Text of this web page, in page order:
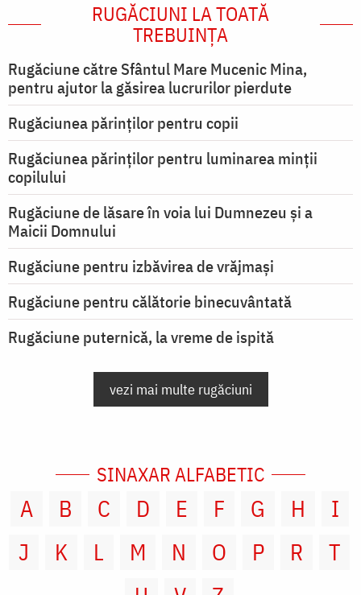
RUGĂCIUNI LA TOATĂ
TREBUINȚA
Rugăciune către Sfântul Mare Mucenic Mina,
pentru ajutor la găsirea lucrurilor pierdute
Rugăciunea părinților pentru copii
Rugăciunea părinților pentru luminarea minţii
copilului
Rugăciune de lăsare în voia lui Dumnezeu şi a
Maicii Domnului
Rugăciune pentru izbăvirea de vrăjmași
Rugăciune pentru călătorie binecuvântată
Rugăciune puternică, la vreme de ispită
vezi mai multe rugăciuni
SINAXAR ALFABETIC
A B C D E F G H
I
J
K L M N O P R
T